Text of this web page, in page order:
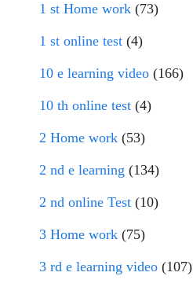
1 st Home work (73)
1 st online test (4)
10 e learning video (166)
10 th online test (4)
2 Home work (53)
2 nd e learning (134)
2 nd online Test (10)
3 Home work (75)
3 rd e learning video (107)